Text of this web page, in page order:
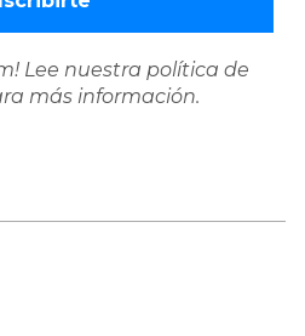
Lee nuestra política de
más información.